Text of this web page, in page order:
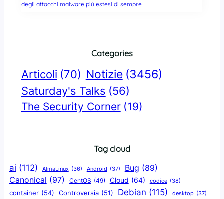
degli attacchi malware più estesi di sempre
Categories
Articoli (70) Notizie (3456)
Saturday's Talks (56)
The Security Corner (19)
Tag cloud
ai (112) AlmaLinux (36) Android (37) Bug (89)
Canonical (97) CentOS (49) Cloud (64) codice (38)
container (54) Controversia (51) Debian (115) desktop (37)